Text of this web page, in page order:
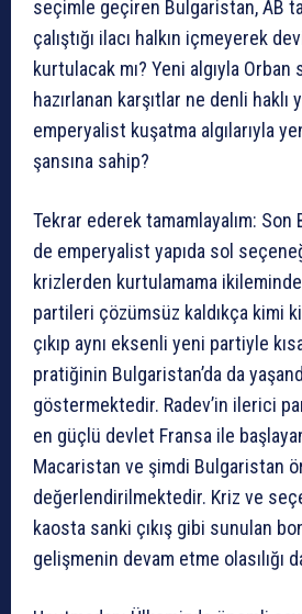
seçimle geçiren Bulgaristan, AB
çalıştığı ilacı halkın içmeyerek
kurtulacak mı? Yeni algıyla Orban
hazırlanan karşıtlar ne denli haklı
emperyalist kuşatma algılarıyla
şansına sahip?
Tekrar ederek tamamlayalım:
de emperyalist yapıda sol
krizlerden kurtulamama
partileri çözümsüz kaldıkça kimi
çıkıp aynı eksenli yeni partiyle
pratiğinin Bulgaristan’da da
göstermektedir. Radev’in ilerici
en güçlü devlet Fransa ile
Macaristan ve şimdi Bulgaristan
değerlendirilmektedir. Kriz ve
kaosta sanki çıkış gibi sunulan
gelişmenin devam etme olasılığı